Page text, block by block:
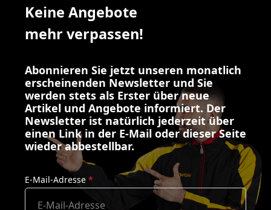
Keine Angebote
mehr verpassen!
Abonnieren Sie jetzt unseren monatlich
erscheinenden Newsletter und Sie
werden stets als Erster über neue
Artikel und Angebote informiert. Der
Newsletter ist natürlich jederzeit über
einen Link in der E-Mail oder dieser Seite
wieder abbestellbar.
E-Mail-Adresse *